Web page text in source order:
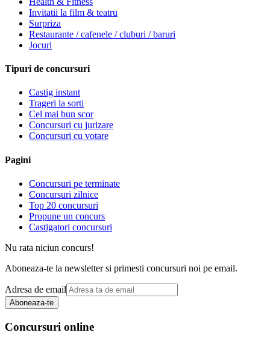
Invitatii la film & teatru
Surpriza
Restaurante / cafenele / cluburi / baruri
Jocuri
Tipuri de concursuri
Castig instant
Trageri la sorti
Cel mai bun scor
Concursuri cu jurizare
Concursuri cu votare
Pagini
Concursuri pe terminate
Concursuri zilnice
Top 20 concursuri
Propune un concurs
Castigatori concursuri
Nu rata niciun concurs!
Aboneaza-te la newsletter si primesti concursuri noi pe email.
Adresa de email
Aboneaza-te
Concursuri online